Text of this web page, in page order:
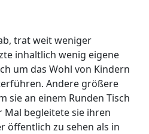
trat weit weniger
inhaltlich wenig eigene
um das Wohl von Kindern
Andere größere
sie an einem Runden Tisch
Mal begleitete sie ihren
öffentlich zu sehen als in